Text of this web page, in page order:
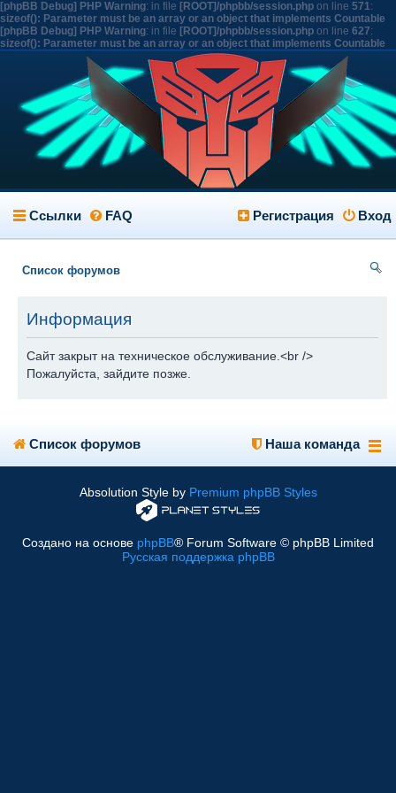
[phpBB Debug] PHP Warning: in file [ROOT]/phpbb/session.php on line 571:
sizeof(): Parameter must be an array or an object that implements Countable
[phpBB Debug] PHP Warning: in file [ROOT]/phpbb/session.php on line 627:
sizeof(): Parameter must be an array or an object that implements Countable
Ссылки FAQ Вход
Регистрация
Список форумов
Информация
Сайт закрыт на техническое обслуживание.<br />
Пожалуйста, зайдите позже.
Список форумов Наша команда
Absolution Style by Premium phpBB Styles
Создано на основе phpBB® Forum Software © phpBB Limited
Русская поддержка phpBB